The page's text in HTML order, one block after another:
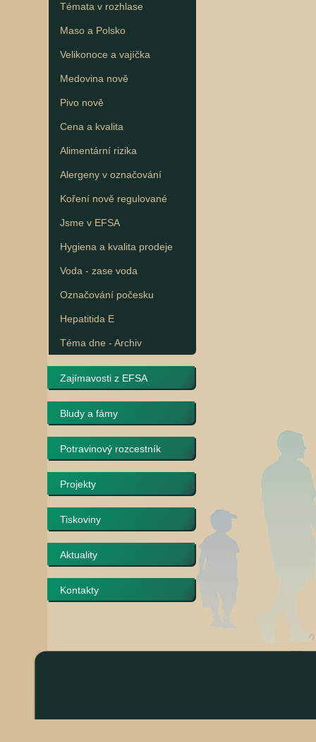
Témata v rozhlase
Maso a Polsko
Velikonoce a vajíčka
Medovina nově
Pivo nově
Cena a kvalita
Alimentární rizika
Alergeny v označování
Koření nově regulované
Jsme v EFSA
Hygiena a kvalita prodeje
Voda - zase voda
Označování počesku
Hepatitida E
Téma dne - Archiv
Zajímavosti z EFSA
Bludy a fámy
Potravinový rozcestník
Projekty
Tiskoviny
Aktuality
Kontakty